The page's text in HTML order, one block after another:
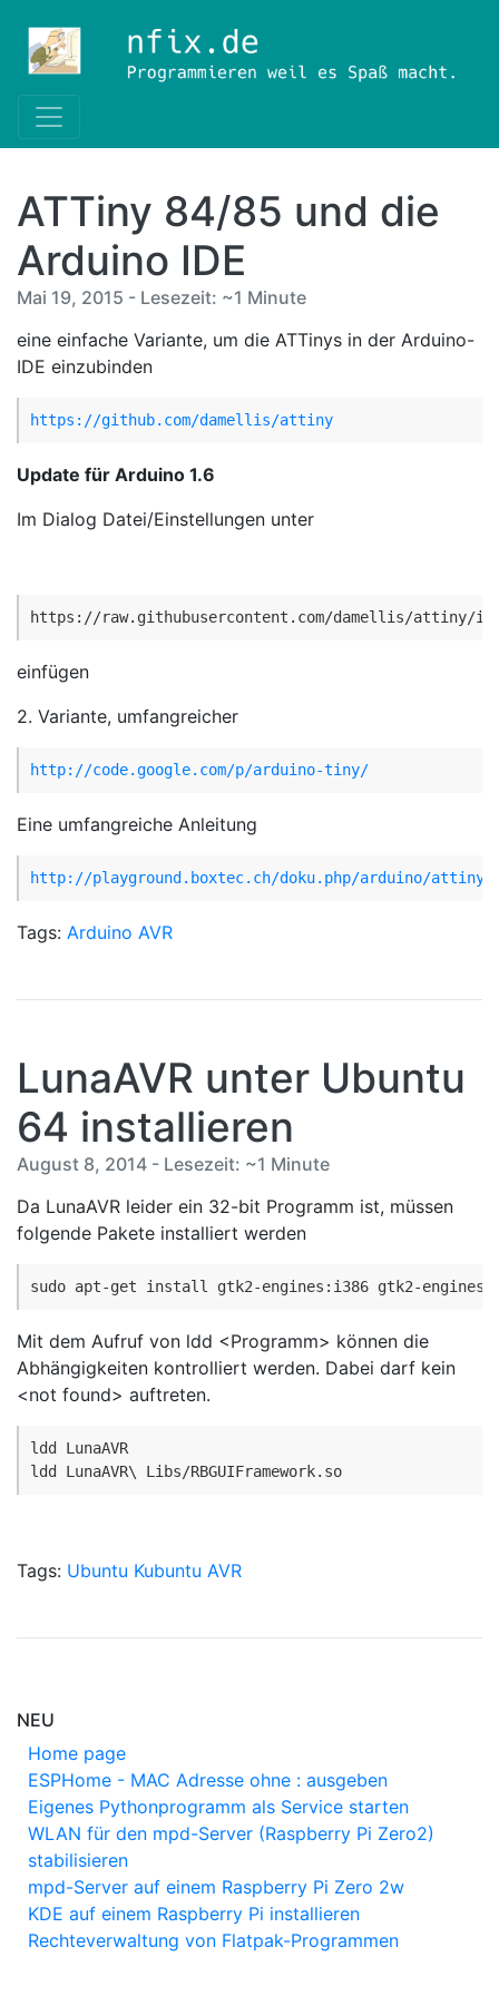
ATTiny 84/85 und die
Arduino IDE
Mai 19, 2015 - Lesezeit: ~1 Minute
eine einfache Variante, um die ATTinys in der Arduino-
IDE einzubinden
https://github.com/damellis/attiny
Update für Arduino 1.6
Im Dialog Datei/Einstellungen unter
https://raw.githubusercontent.com/damellis/attiny/
einfügen
2. Variante, umfangreicher
http://code.google.com/p/arduino-tiny/
Eine umfangreiche Anleitung
http://playground.boxtec.ch/doku.php/arduino/attiny
Tags: Arduino AVR
LunaAVR unter Ubuntu
64 installieren
August 8, 2014 - Lesezeit: ~1 Minute
Da LunaAVR leider ein 32-bit Programm ist, müssen
folgende Pakete installiert werden
sudo apt-get install gtk2-engines:i386 gtk2-engines-
Mit dem Aufruf von ldd <Programm> können die
Abhängigkeiten kontrolliert werden. Dabei darf kein
<not found> auftreten.
ldd LunaAVR
ldd LunaAVR\ Libs/RBGUIFramework.so
Tags: Ubuntu Kubuntu AVR
NEU
Home page
ESPHome - MAC Adresse ohne : ausgeben
Eigenes Pythonprogramm als Service starten
WLAN für den mpd-Server (Raspberry Pi Zero2)
stabilisieren
mpd-Server auf einem Raspberry Pi Zero 2w
KDE auf einem Raspberry Pi installieren
Rechteverwaltung von Flatpak-Programmen